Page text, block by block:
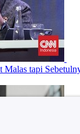
tapi